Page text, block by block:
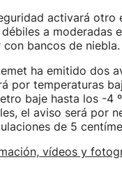
activará otro
a moderadas
bancos de niebla.
ha emitido dos
por temperaturas
baje hasta los -4
el aviso será por
de 5
vídeos y